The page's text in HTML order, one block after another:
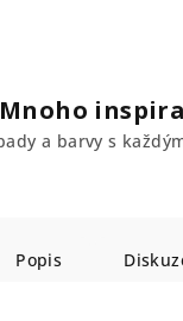
Mnoho
a barvy s
Popis